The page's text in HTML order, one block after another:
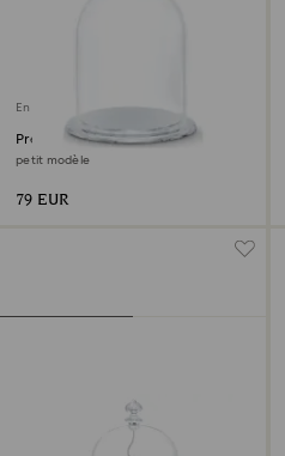
En rupture de stock
Présentoir Cloche de verre
petit modèle
79 EUR